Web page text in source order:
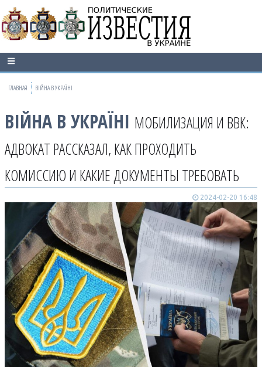
ГЛАВНАЯ ВІЙНА В УКРАЇНІ
ВІЙНА В УКРАЇНІ МОБИЛИЗАЦИЯ И ВВК:
АДВОКАТ РАССКАЗАЛ, КАК ПРОХОДИТЬ
КОМИССИЮ И КАКИЕ ДОКУМЕНТЫ ТРЕБОВАТЬ
2024-02-20 16:48